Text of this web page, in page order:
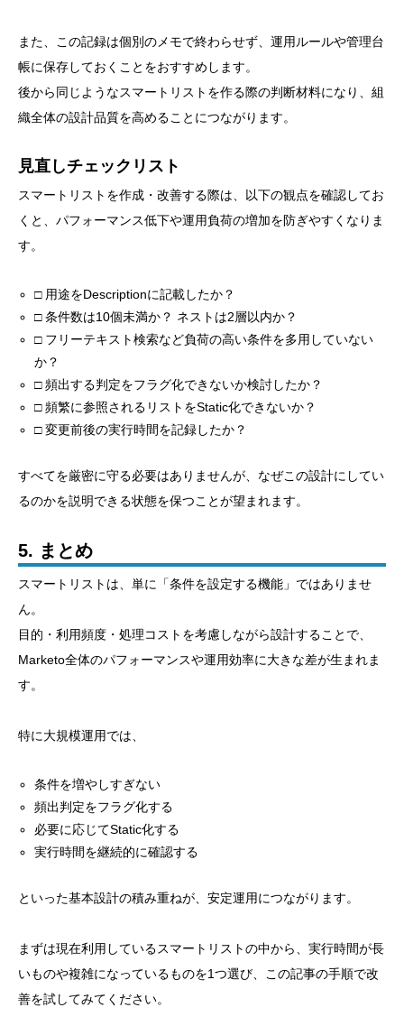
また、この記録は個別のメモで終わらせず、運用ルールや管理台
帳に保存しておくことをおすすめします。
後から同じようなスマートリストを作る際の判断材料になり、組
織全体の設計品質を高めることにつながります。
見直しチェックリスト
スマートリストを作成・改善する際は、以下の観点を確認してお
くと、パフォーマンス低下や運用負荷の増加を防ぎやすくなりま
す。
□ 用途をDescriptionに記載したか？
□ 条件数は10個未満か？ ネストは2層以内か？
□ フリーテキスト検索など負荷の高い条件を多用していない
か？
□ 頻出する判定をフラグ化できないか検討したか？
□ 頻繁に参照されるリストをStatic化できないか？
□ 変更前後の実行時間を記録したか？
すべてを厳密に守る必要はありませんが、なぜこの設計にしてい
るのかを説明できる状態を保つことが望まれます。
5. まとめ
スマートリストは、単に「条件を設定する機能」ではありませ
ん。
目的・利用頻度・処理コストを考慮しながら設計することで、
Marketo全体のパフォーマンスや運用効率に大きな差が生まれま
す。
特に大規模運用では、
条件を増やしすぎない
頻出判定をフラグ化する
必要に応じてStatic化する
実行時間を継続的に確認する
といった基本設計の積み重ねが、安定運用につながります。
まずは現在利用しているスマートリストの中から、実行時間が長
いものや複雑になっているものを1つ選び、この記事の手順で改
善を試してみてください。